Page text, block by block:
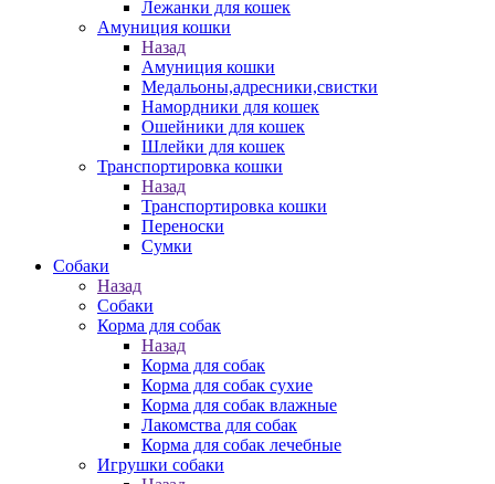
Лежанки для кошек
Амуниция кошки
Назад
Амуниция кошки
Медальоны,адресники,свистки
Намордники для кошек
Ошейники для кошек
Шлейки для кошек
Транспортировка кошки
Назад
Транспортировка кошки
Переноски
Сумки
Собаки
Назад
Собаки
Корма для собак
Назад
Корма для собак
Корма для собак сухие
Корма для собак влажные
Лакомства для собак
Корма для собак лечебные
Игрушки собаки